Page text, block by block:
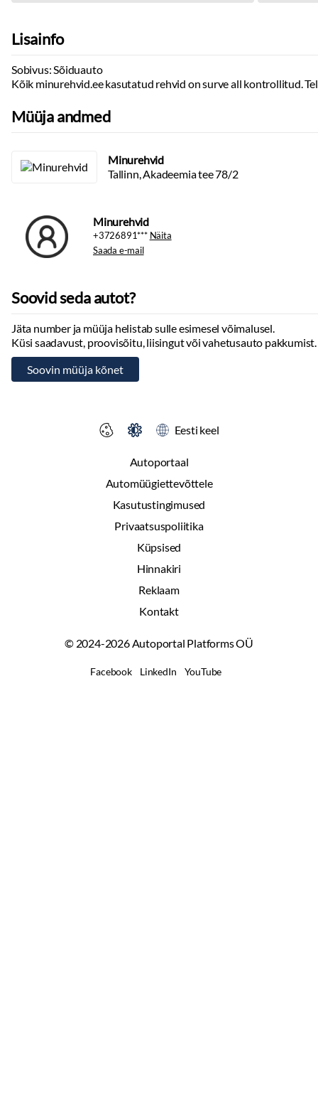
Lisainfo
Sobivus: Sõiduauto
Kõik minurehvid.ee kasutatud rehvid on surve all kontrollitud.
Müüja andmed
Minurehvid
Tallinn, Akadeemia tee 78/2
Minurehvid
+3726891*** Näita
Saada e-mail
Soovid seda autot?
Jäta number ja müüja helistab sulle esimesel võimalusel.
Küsi saadavust, proovisõitu, liisingut või vahetusauto pakkumist.
© 2024-2026 Autoportal Platforms OÜ
Autoportaal
Automüügiettevõttele
Kasutustingimused
Privaatsuspoliitika
Küpsised
Hinnakiri
Reklaam
Kontakt
Eesti keel
Facebook LinkedIn YouTube